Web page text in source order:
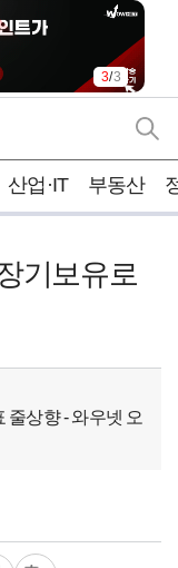
3/3
산업·IT 부동산
기보유로
줄상향 - 와우넷 오